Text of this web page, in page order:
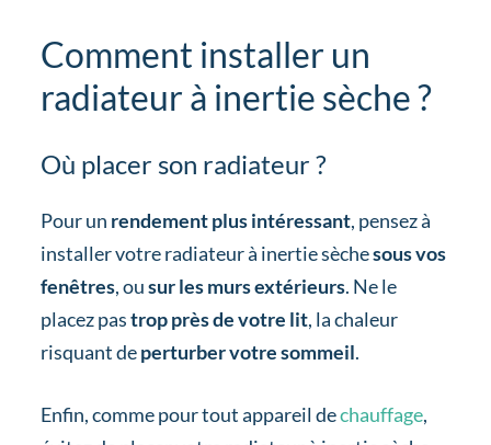
Comment installer un
radiateur à inertie sèche ?
Où placer son radiateur ?
Pour un rendement plus intéressant, pensez à
installer votre radiateur à inertie sèchesous vos
fenêtres, ousur les murs extérieurs. Ne le
placez pastrop près de votre lit, la chaleur
risquant deperturber votre sommeil.
Enfin, comme pour tout appareil dechauffage,